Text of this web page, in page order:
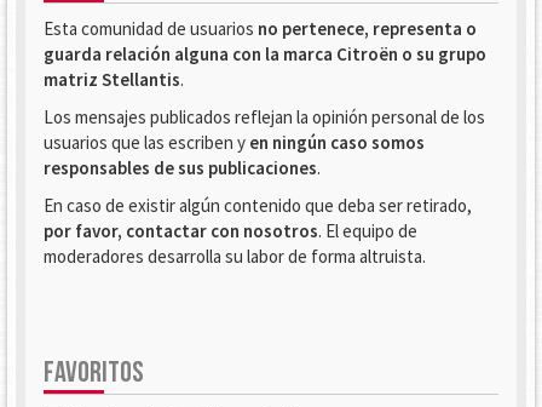
Esta comunidad de usuarios no pertenece, representa o
guarda relación alguna con la marca Citroën o su grupo
matriz Stellantis.
Los mensajes publicados reflejan la opinión personal de los
usuarios que las escriben y en ningún caso somos
responsables de sus publicaciones.
En caso de existir algún contenido que deba ser retirado,
por favor, contactar con nosotros. El equipo de
moderadores desarrolla su labor de forma altruista.
FAVORITOS